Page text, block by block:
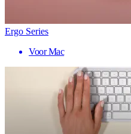
Ergo Series
Voor Mac